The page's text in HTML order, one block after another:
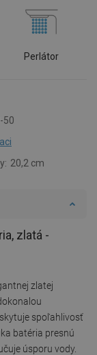
Perlátor
50
20,2 cm
zlatá -
zlatej
spoľahlivosť
batéria presnú
úsporu vody.